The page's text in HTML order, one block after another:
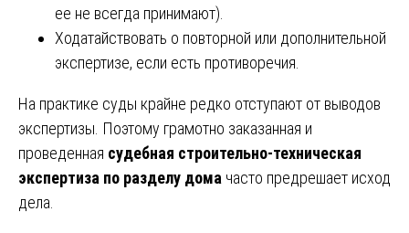
ее не всегда принимают).
Ходатайствовать о повторной или дополнительной
экспертизе, если есть противоречия.
На практике суды крайне редко отступают от выводов
экспертизы. Поэтому грамотно заказанная и
проведенная судебная строительно-техническая
экспертиза по разделу дома часто предрешает исход
дела.